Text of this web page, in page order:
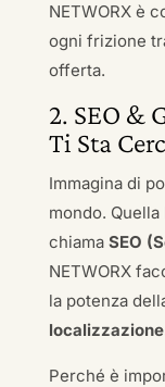
NETWORX è
ogni frizione
offerta.
2. SEO &
Ti Sta
Immagina di
mondo.
chiama SEO
NETWORX
la potenza
localizzazione
Perché è